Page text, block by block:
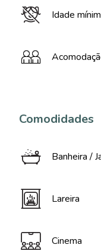
Idade
Comodidades
Banheira /
Lareira
Cinema